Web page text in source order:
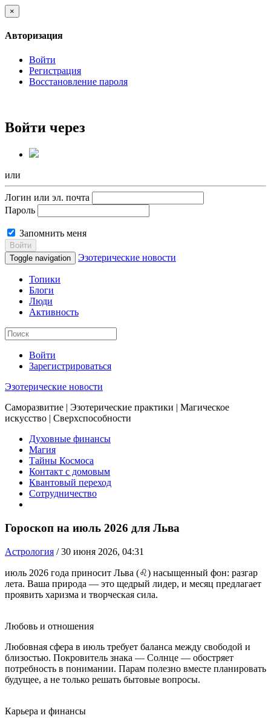
×
Авторизация
Войти
Регистрация
Восстановление пароля
Войти через
или
Логин или эл. почта
Пароль
Запомнить меня
Войти
Toggle navigation
Эзотерические новости
Топики
Блоги
Люди
Активность
Войти
Зарегистрироваться
Эзотерические новости
Саморазвитие | Эзотерические практики | Магическое
искусство | Сверхспособности
Духовные финансы
Магия
Тайны Космоса
Контакт с домовым
Квантовый переход
Сотрудничество
Гороскоп на июль 2026 для Льва
Астрология /30 июня 2026, 04:31
июль 2026 года приносит Льва (♌) насыщенный фон: разгар
лета. Ваша природа — это щедрый лидер, и месяц предлагает
проявить харизма и творческая сила.
Любовь и отношения
Любовная сфера в июль требует баланса между свободой и
близостью. Покровитель знака — Солнце — обостряет
потребность в понимании. Парам полезно вместе планировать
будущее, а не только решать бытовые вопросы.
Карьера и финансы